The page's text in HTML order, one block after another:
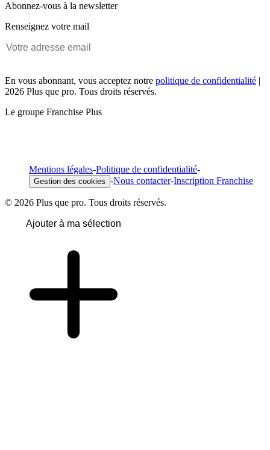
Abonnez-vous à la newsletter
Renseignez votre mail
En vous abonnant, vous acceptez notre politique de confidentialité |
2026 Plus que pro. Tous droits réservés.
Le groupe Franchise Plus
Mentions légales-Politique de confidentialité-
Gestion des cookies -Nous contacter-Inscription Franchise
© 2026 Plus que pro. Tous droits réservés.
Ajouter à ma sélection